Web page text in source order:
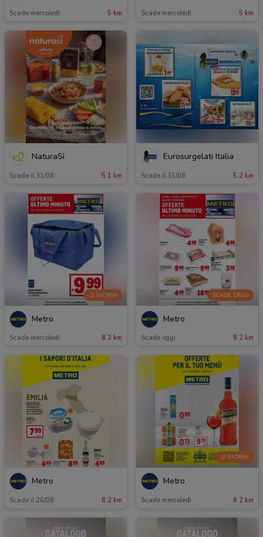
Scade mercoledì 5 km Scade mercoledì 5 km
NaturaSì
Scade il 31/08 5.1 km
Eurosurgelati Italia
Scade il 31/08 5.2 km
-3 GIORNI
Metro
Scade mercoledì 8.2 km
SCADE OGGI
Metro
Scade oggi 8.2 km
Metro
Scade il 26/08 8.2 km
-3 GIORNI
Metro
Scade mercoledì 8.2 km